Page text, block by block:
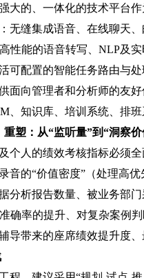
大的、一体化的技术平台
：无缝集成语音、在线聊天
高性能的语音转写、NLP及
可配置的智能任务路由与
供面向管理者和分析师的友
、知识库、培训系统、排
重塑：从“监听量”到“洞察价
个人的绩效考核指标必须
音的“价值密度”（处理高
分析报告数量、被业务部
确率的提升、对复杂案例
导带来的座席绩效提升度